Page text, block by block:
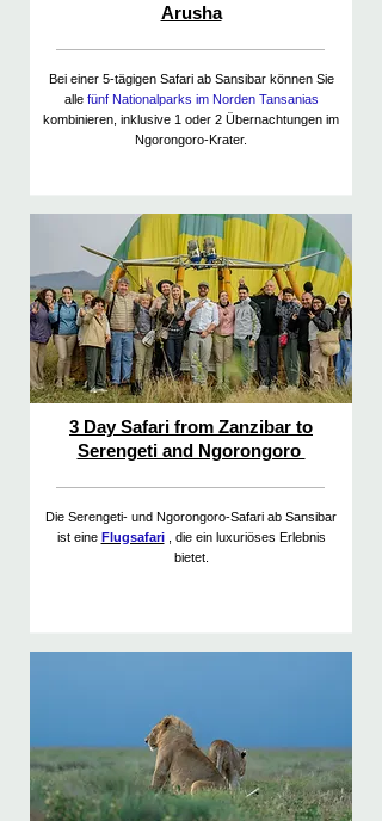
Arusha
Bei einer 5-tägigen Safari ab Sansibar können Sie
alle fünf Nationalparks im Norden Tansanias
kombinieren, inklusive 1 oder 2 Übernachtungen im
Ngorongoro-Krater.
3 Day Safari from Zanzibar to
Serengeti and Ngorongoro
Die Serengeti- und Ngorongoro-Safari ab Sansibar
ist eine Flugsafari, die ein luxuriöses Erlebnis
bietet.